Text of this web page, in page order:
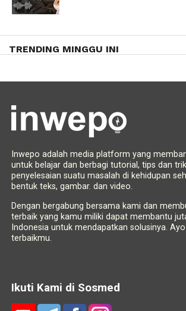
TRENDING MINGGU INI
Inwepo adalah media platform yang
untuk belajar dan berbagi tutorial, tips dan
penyelesaian suatu masalah di kehidupan
bentuk teks, gambar. dan video.
Dengan bergabung bersama kami dan
terbaik yang kamu miliki dapat membantu
Indonesia untuk mendapatkan solusinya.
terbaikmu.
Ikuti Kami di Sosmed